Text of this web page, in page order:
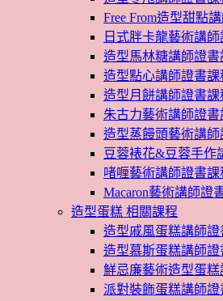
Free From造型甜點
日式胖卡龍藝術講
造型馬林糖講師證書
造型點心講師證書課
造型月餅講師證書課
朱古力藝術講師證書
造型蒸饅頭藝術講師
豆蓉裱花&豆蓉手作
啫喱藝術講師證書課
Macaron藝術講師證
造型蛋糕 相關課程
造型戚風蛋糕講師證
造型慕斯蛋糕講師證
鮮忌廉藝術造型蛋糕
派對裝飾蛋糕講師證